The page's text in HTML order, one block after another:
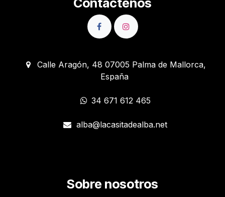
Contáctenos
Calle Aragón, 48 07005 Palma de Mallorca,
España
34 671 612 465
alba@lacasitadealba.net
Sobre nosotros